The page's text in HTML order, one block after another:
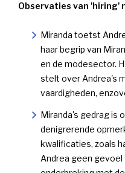
Observaties van 'hiring'
Miranda toetst
haar begrip van
en de modesector.
stelt over Andrea's
vaardigheden,
Miranda's gedrag is
denigrerende
kwalificaties, zoals
Andrea geen